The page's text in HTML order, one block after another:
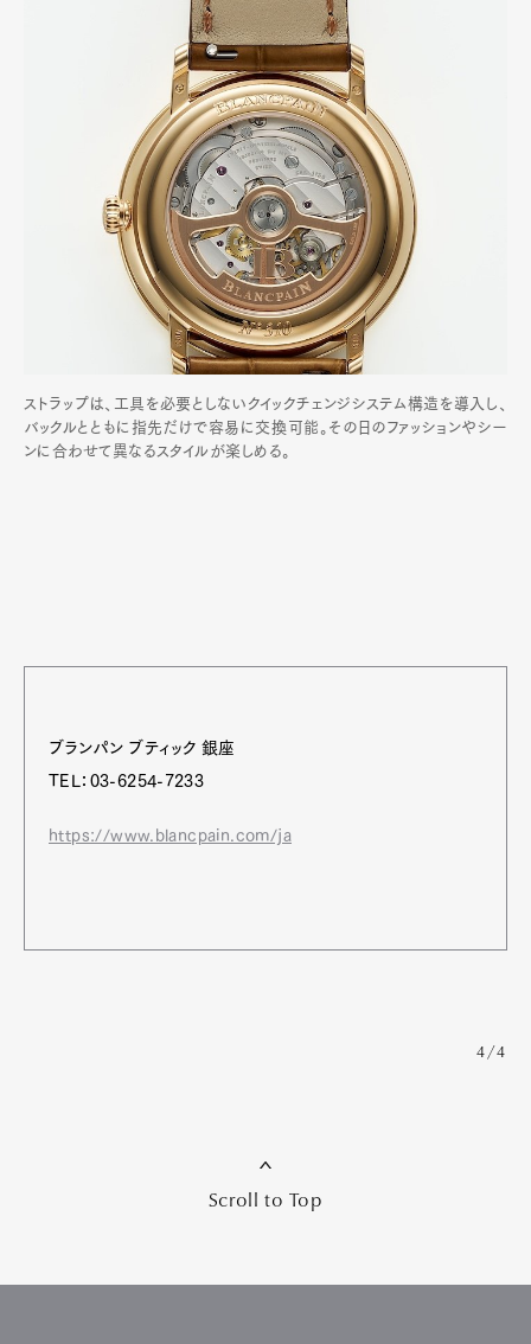
ストラップは、工具を必要としないクイックチェンジシステム構造を導入し、
バックルとともに指先だけで容易に交換可能。その日のファッションやシー
ンに合わせて異なるスタイルが楽しめる。
ブランパン ブティック 銀座
TEL：03-6254-7233
https://www.blancpain.com/ja
4/4
Scroll to Top